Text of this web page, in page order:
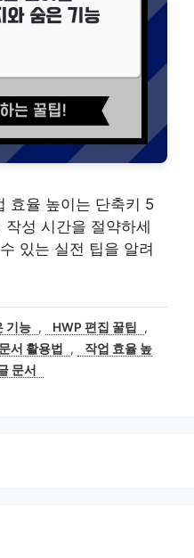
효율 높이는 단축키 5
성 시간을 절약하세
있는 실전 팁을 알려
기능 , HWP 편집 꿀팁
,
문서 활용법 ,
작업 효율 높
문서